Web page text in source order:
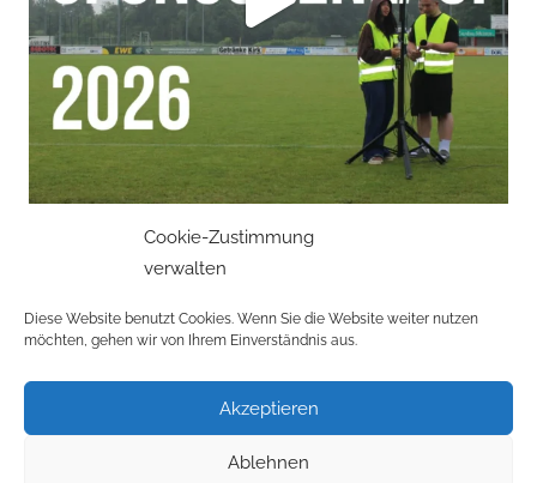
Cookie-Zustimmung
verwalten
Diese Website benutzt Cookies. Wenn Sie die Website weiter nutzen
möchten, gehen wir von Ihrem Einverständnis aus.
Akzeptieren
Ablehnen
Mehr laden
Datenschutzerklärung
Impressum